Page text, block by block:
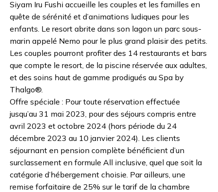
Siyam Iru Fushi accueille les couples et les familles en
quête de sérénité et d’animations ludiques pour les
enfants. Le resort abrite dans son lagon un parc sous-
marin appelé Nemo pour le plus grand plaisir des petits.
Les couples pourront profiter des 14 restaurants et bars
que compte le resort, de la piscine réservée aux adultes,
et des soins haut de gamme prodigués au Spa by
Thalgo®.
Offre spéciale : Pour toute réservation effectuée
jusqu’au 31 mai 2023, pour des séjours compris entre
avril 2023 et octobre 2024 (hors période du 24
décembre 2023 au 10 janvier 2024). Les clients
séjournant en pension complète bénéficient d’un
surclassement en formule All inclusive, quel que soit la
catégorie d’hébergement choisie. Par ailleurs, une
remise forfaitaire de 25% sur le tarif de la chambre